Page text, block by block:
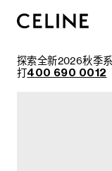
探索全新2026秋季
打400 690 0012